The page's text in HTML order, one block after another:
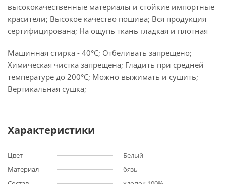
высококачественные материалы и стойкие импортные
красители; Высокое качество пошива; Вся продукция
сертифицирована; На ощупь ткань гладкая и плотная
Машинная стирка - 40°C; Отбеливать запрещено;
Химическая чистка запрещена; Гладить при средней
температуре до 200°С; Можно выжимать и сушить;
Вертикальная сушка;
Характеристики
Цвет
Белый
Материал
бязь